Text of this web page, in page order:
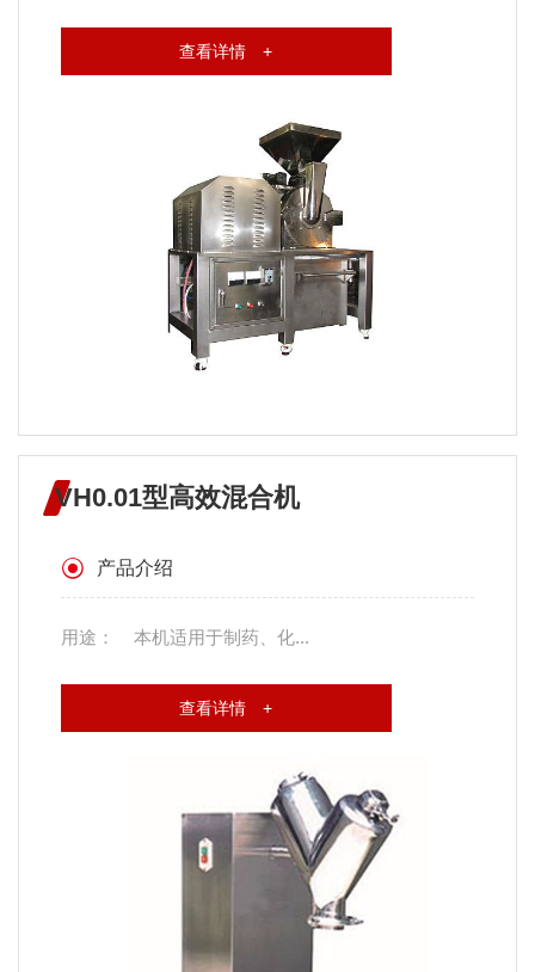
查看详情 +
VH0.01型高效混合机
产品介绍
用途： 本机适用于制药、化...
查看详情 +